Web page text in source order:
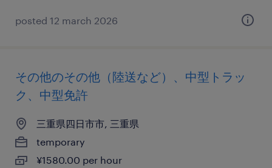
posted 12 march 2026
その他のその他（陸送など）、中型トラッ
ク、中型免許
三重県四日市市, 三重県
temporary
¥1580.00 per hour